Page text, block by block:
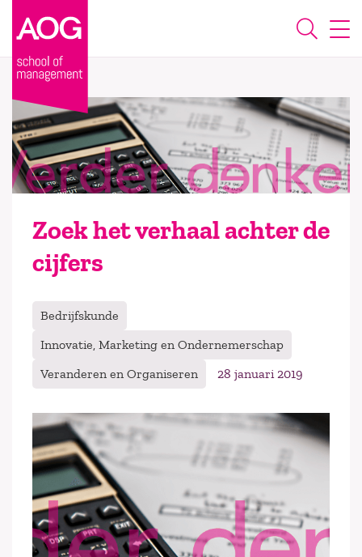
Zoek het verhaal achter de
cijfers
Bedrijfskunde
Innovatie, Marketing en Ondernemerschap
Veranderen en Organiseren
28 januari 2019